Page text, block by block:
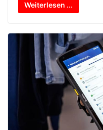
Weiterlesen ...